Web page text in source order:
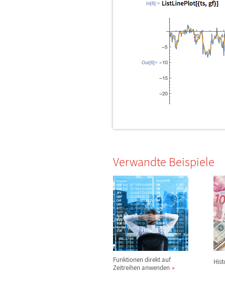
In[6]:=
Out[6]=
Verwandte Beispiele
Funktionen direkt auf
Zeitreihen anwenden